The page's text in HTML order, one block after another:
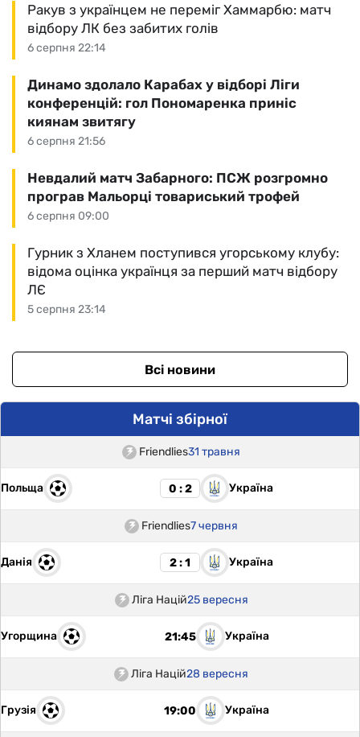
6 серпня 22:14
Ракув з українцем не переміг Хаммарбю: матч
відбору ЛК без забитих голів
6 серпня 21:56
Динамо здолало Карабах у відборі Ліги
конференцій: гол Пономаренка приніс
киянам звитягу
6 серпня 09:00
Невдалий матч Забарного: ПСЖ розгромно
програв Мальорці товариський трофей
5 серпня 23:14
Гурник з Хланем поступився угорському клубу:
відома оцінка українця за перший матч відбору
ЛЄ
Всі новини
Матчі збірної
Friendlies31 травня
Польща 0 : 2 Україна
Friendlies7 червня
Данія 2 : 1 Україна
Ліга Націй25 вересня
Угорщина 21:45 Україна
Ліга Націй28 вересня
Грузія 19:00 Україна